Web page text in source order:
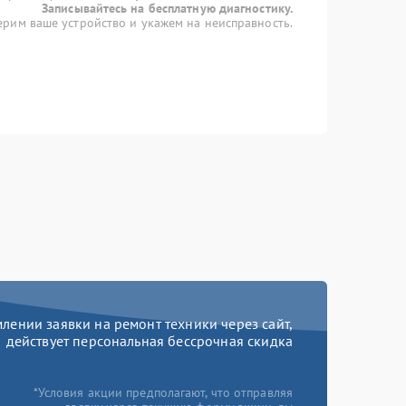
Записывайтесь на бесплатную диагностику.
ваше устройство и укажем на неисправность.
заявки на ремонт техники через сайт,
действует персональная бессрочная скидка
*Условия акции предполагают, что отправляя